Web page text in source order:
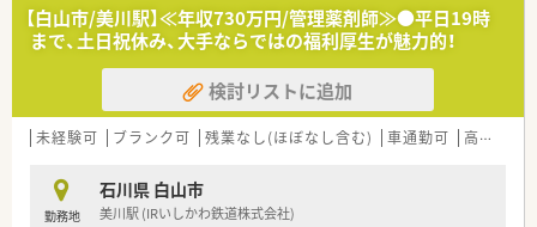
【白山市/美川駅】≪年収730万円/管理薬剤師≫●平日19時
まで、土日祝休み、大手ならではの福利厚生が魅力的！
検討リストに追加
未経験可 ブランク可 残業なし(ほぼなし含む) 車通勤可 高給与(600万円以上)
勤務地
石川県 白山市
美川駅 (IRいしかわ鉄道株式会社)